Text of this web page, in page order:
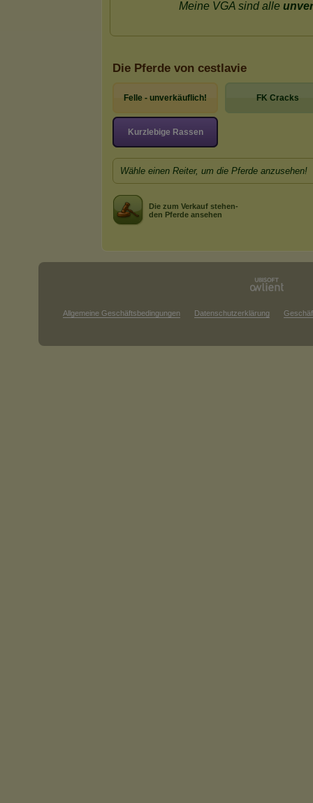
Die Pferde von cestlavie
Felle - unverkäuflich! FK Cracks
Kurzlebige Rassen
Wähle einen Reiter, um die Pferde anzusehen!
Die zum Verkauf stehen-
den Pferde ansehen
Allgemeine Geschäftsbedingungen Datenschutzerklärung